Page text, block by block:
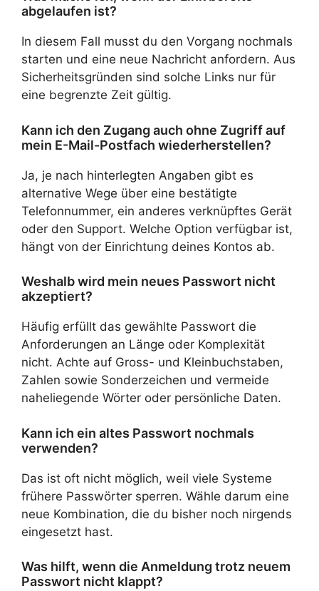
abgelaufen ist?
In diesem Fall musst du den Vorgang nochmals
starten und eine neue Nachricht anfordern. Aus
Sicherheitsgründen sind solche Links nur für
eine begrenzte Zeit gültig.
Kann ich den Zugang auch ohne Zugriff auf
mein E-Mail-Postfach wiederherstellen?
Ja, je nach hinterlegten Angaben gibt es
alternative Wege über eine bestätigte
Telefonnummer, ein anderes verknüpftes Gerät
oder den Support. Welche Option verfügbar ist,
hängt von der Einrichtung deines Kontos ab.
Weshalb wird mein neues Passwort nicht
akzeptiert?
Häufig erfüllt das gewählte Passwort die
Anforderungen an Länge oder Komplexität
nicht. Achte auf Gross- und Kleinbuchstaben,
Zahlen sowie Sonderzeichen und vermeide
naheliegende Wörter oder persönliche Daten.
Kann ich ein altes Passwort nochmals
verwenden?
Das ist oft nicht möglich, weil viele Systeme
frühere Passwörter sperren. Wähle darum eine
neue Kombination, die du bisher noch nirgends
eingesetzt hast.
Was hilft, wenn die Anmeldung trotz neuem
Passwort nicht klappt?